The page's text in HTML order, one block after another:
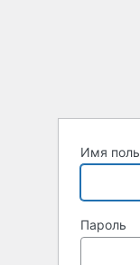
Имя
Пароль